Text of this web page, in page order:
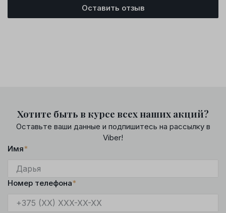
Оставить отзыв
Хотите быть в курсе всех наших акций?
Оставьте ваши данные и подпишитесь на рассылку в
Viber!
Имя*
Номер телефона*